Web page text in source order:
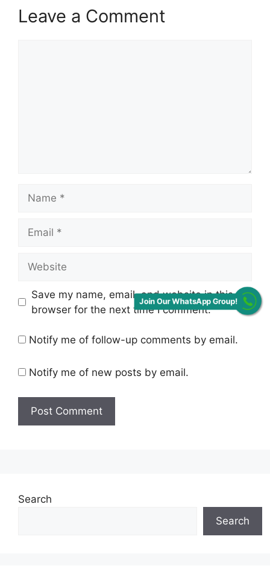
Leave a Comment
Save my name, email, and website in this
browser for the next time I comment.
Notify me of follow-up comments by email.
Notify me of new posts by email.
Search
Search
Join Our WhatsApp Group!